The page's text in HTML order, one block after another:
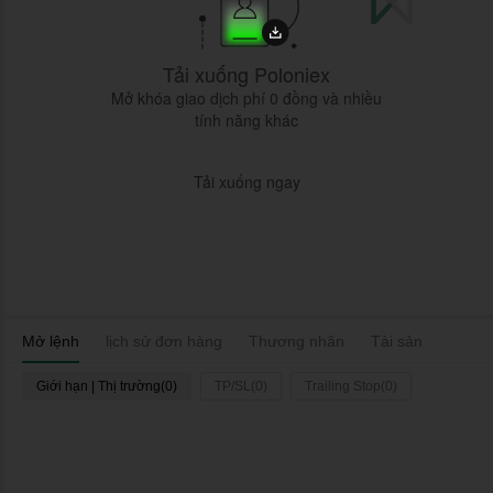
Mở lệnh lịch sử đơn hàng Thương nhân Tài sản
Giới hạn | Thị trường(0) TP/SL(0) Trailing Stop(0)
Tải xuống Poloniex
Mở khóa giao dịch phí 0 đồng và nhiều
tính năng khác
Tải xuống ngay